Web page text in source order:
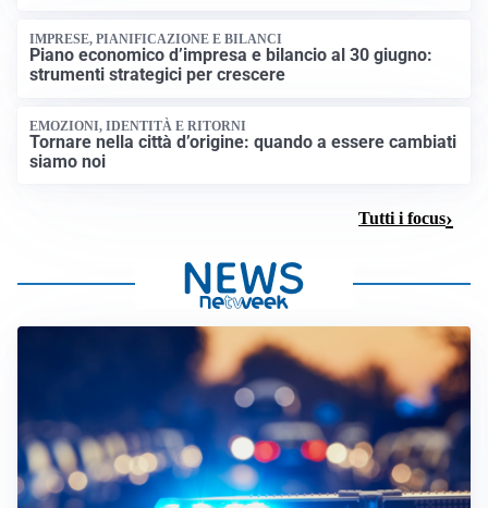
IMPRESE, PIANIFICAZIONE E BILANCI
Piano economico d’impresa e bilancio al 30 giugno:
strumenti strategici per crescere
EMOZIONI, IDENTITÀ E RITORNI
Tornare nella città d’origine: quando a essere cambiati
siamo noi
Tutti i focus